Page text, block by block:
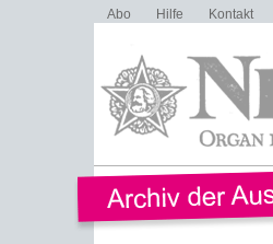
Abo Hilfe Kontakt